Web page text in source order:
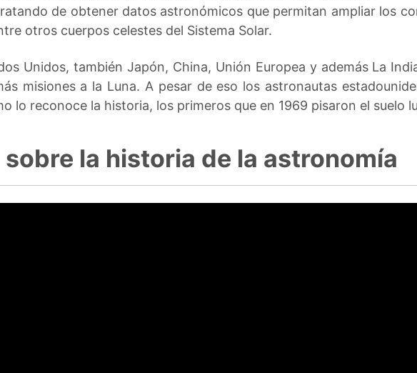
de obtener datos astronómicos que permitan ampliar los
otros cuerpos celestes del Sistema Solar.
Unidos, también Japón, China, Unión Europea y además La
misiones a la Luna. A pesar de eso los astronautas
lo reconoce la historia, los primeros que en 1969 pisaron el suelo
la historia de la astronomía